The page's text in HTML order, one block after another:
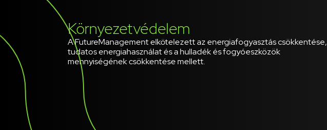
Környezetvédelem
A FutureManagement elkötelezett az energiafogyasztás csökkentése,
tudatos energiahasználat és a hulladék és fogyóeszközök
mennyiségének csökkentése mellett.